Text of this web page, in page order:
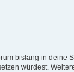
bislang in deine
würdest.